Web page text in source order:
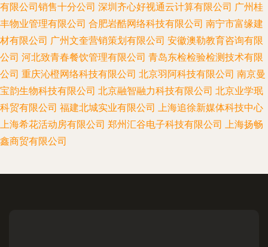
有限公司销售十分公司 深圳齐心好视通云计算有限公司 广州桂
丰物业管理有限公司 合肥岩酷网络科技有限公司 南宁市富缘建
材有限公司 广州文奎营销策划有限公司 安徽澳勒教育咨询有限
公司 河北致青春餐饮管理有限公司 青岛东检检验检测技术有限
公司 重庆沁橙网络科技有限公司 北京羽阿科技有限公司 南京曼
宝韵生物科技有限公司 北京融智融力科技有限公司 北京业学珉
科贸有限公司 福建北城实业有限公司
上海追徐新媒体科技中心
上海希花活动房有限公司 郑州汇谷电子科技有限公司
上海扬畅
鑫商贸有限公司